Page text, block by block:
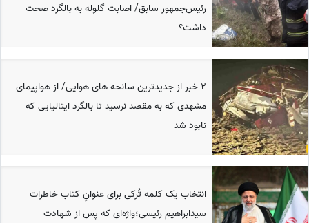
رئیس‌جمهور سابق/ اصابت گلوله به بالگرد صحت
داشت؟
2 خبر از جدیدترین سانحه های هوایی/ از هواپیمای
مشهدی که به مقصد نرسید تا بالگرد ایتالیایی که
نابود شد
انتخاب یک کلمه تُرکی برای عنوانِ کتاب خاطرات
سیدابراهیم رئیسی؛واژه‌ای که پس از شهادت